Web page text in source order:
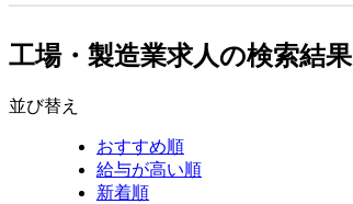
工場・製造業求人の検索結果
並び替え
おすすめ順
給与が高い順
新着順